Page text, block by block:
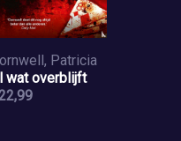
Patricia
wat overblijft